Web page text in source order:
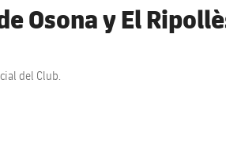
Osona y El
del Club.